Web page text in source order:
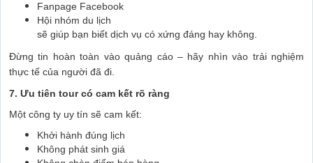
Fanpage Facebook
Hội nhóm du lịch
sẽ giúp bạn biết dịch vụ có xứng đáng hay không.
Đừng tin hoàn toàn vào quảng cáo – hãy nhìn vào trải nghiệm
thực tế của người đã đi.
7. Ưu tiên tour có cam kết rõ ràng
Một công ty uy tín sẽ cam kết:
Khởi hành đúng lịch
Không phát sinh giá